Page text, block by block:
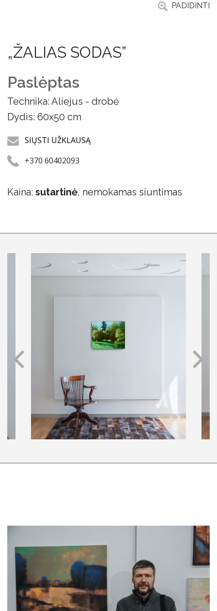
PADIDINTI
„ŽALIAS SODAS”
Paslėptas
Technika: Aliejus - drobė
Dydis: 60x50 cm
SIŲSTI UŽKLAUSĄ
+370 60402093
Kaina: sutartinė, nemokamas siuntimas